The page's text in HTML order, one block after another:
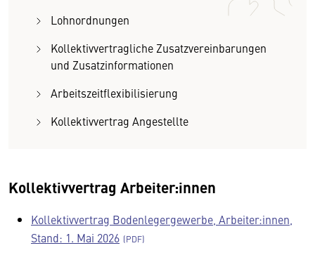
Lohnordnungen
Kollektivvertragliche Zusatzvereinbarungen
und Zusatzinformationen
Arbeitszeitflexibilisierung
Kollektivvertrag Angestellte
Kollektivvertrag Arbeiter:innen
Kollektivvertrag Bodenlegergewerbe, Arbeiter:innen,
Stand: 1. Mai 2026